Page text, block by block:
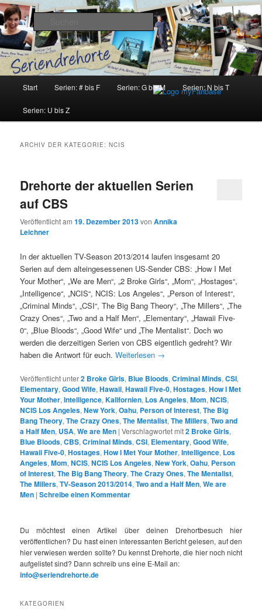
Zum
Inhalt
wechseln
Zum
sekundären
Inhalt
wechselnSeriendrehorte
Suchen
Start Serien: # bis F Serien: G bis M Serien: N bis T
Serien: U bis Z
ARCHIV DER KATEGORIE:NCIS
Drehorte der aktuellen Serien
auf CBS
Veröffentlicht am19. Dezember 2013vonAnnika
Leichner
In der aktuellen TV-Season 2013/2014 laufen insgesamt 20
Serien auf dem alteingesessenen US-Sender CBS: „How I Met
Your Mother“, „We are Men“, „2 Broke Girls“, „Mom“, „Hostages“,
„Intelligence“, „NCIS“, NCIS: Los Angeles“, „Person of Interest“,
„Criminal Minds“, „CSI“, The Big Bang Theory“, „The Millers“, „The
Crazy Ones“, „Two and a Half Men“, „Elementary“, „Hawaii Five-
0“, „Blue Bloods“, „Good Wife“ und „The Mentalist“. Doch wo
werden die derzeitigen Serien von CBS eigentlich gedreht? Wir
haben die Antwort für euch.Weiterlesen →
Veröffentlicht unter2 Broke Girls, Blue Bloods,Criminal Minds,CSI,
Elementary,Good Wife,Hawaii,Hawaii Five-0,Hostages,How I Met
Your Mother,Intelligence,Kalifornien, Los Angeles,Mom,NCIS,
NCIS Los Angeles,New York,Oahu, Person of Interest,The Big
Bang Theory,The Crazy Ones,The Mentalist,The Millers,Two and
a Half Men, USA,We are Men |Verschlagwortet mit2 Broke Girls,
Blue Bloods,CBS,Criminal Minds,CSI, Elementary,Good Wife,
Hawaii Five-0,Hostages,How I Met Your Mother,Intelligence, Los
Angeles,Mom,NCIS,NCIS Los Angeles,New York,Oahu, Person
of Interest,The Big Bang Theory,The Crazy Ones,The Mentalist,
The Millers,TV-Season 2013/2014,Two and a Half Men,We are
Men |Schreibe einen Kommentar
Du möchtest einen Artikel über deinen Drehortbesuch hier
veröffentlichen? Du hast einen interessanten Bericht gelesen, auf den
hier verwiesen werden sollte? Du kennst Drehorte, die hier noch nicht
aufgelistet sind? Dann schreib uns eine E-Mail an:
info@seriendrehorte.de
KATEGORIEN